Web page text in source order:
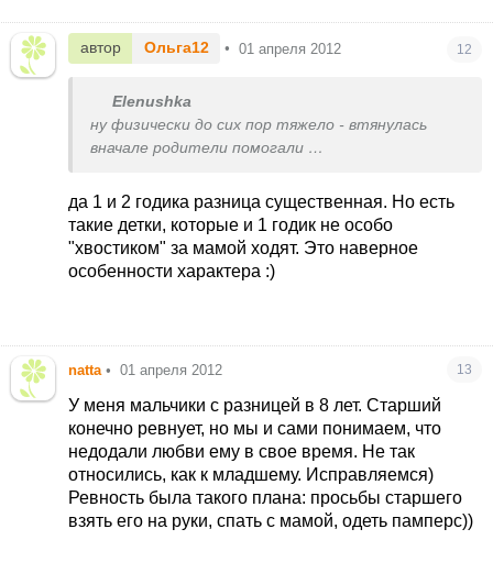
автор Ольга12 • 01 апреля 2012 12
Elenushka
ну физически до сих пор тяжело - втянулась
вначале родители помогали
очень большая и очень ждал появления
сестрички, и животик цемал, и перед сном ей
(животику) спокойной ночи желал ....
да 1 и 2 годика разница существенная. Но есть
такие детки, которые и 1 годик не особо
"хвостиком" за мамой ходят. Это наверное
особенности характера :)
natta • 01 апреля 2012 13
У меня мальчики с разницей в 8 лет. Старший
конечно ревнует, но мы и сами понимаем, что
недодали любви ему в свое время. Не так
относились, как к младшему. Исправляемся)
Ревность была такого плана: просьбы старшего
взять его на руки, спать с мамой, одеть памперс))